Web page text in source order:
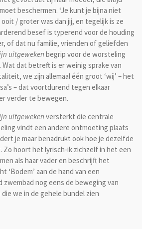
beschermen. ‘Je kunt je bijna niet
/ groter was dan jij, en tegelijk is ze
besef is typerend voor de houding
of dat nu familie, vrienden of geliefden
uitgeweken begrip voor de worsteling
Wat dat betreft is er weinig sprake van
we zijn allemaal één groot ‘wij’ – het
– dat voortdurend tegen elkaar
verder te bewegen.
uitgeweken versterkt die centrale
vindt een andere ontmoeting plaats
je maar benadrukt ook hoe je dezelfde
Zo hoort het lyrisch-ik zichzelf in het een
als haar vader en beschrijft het
‘Bodem’ aan de hand van een
zwembad nog eens de beweging van
we in de gehele bundel zien